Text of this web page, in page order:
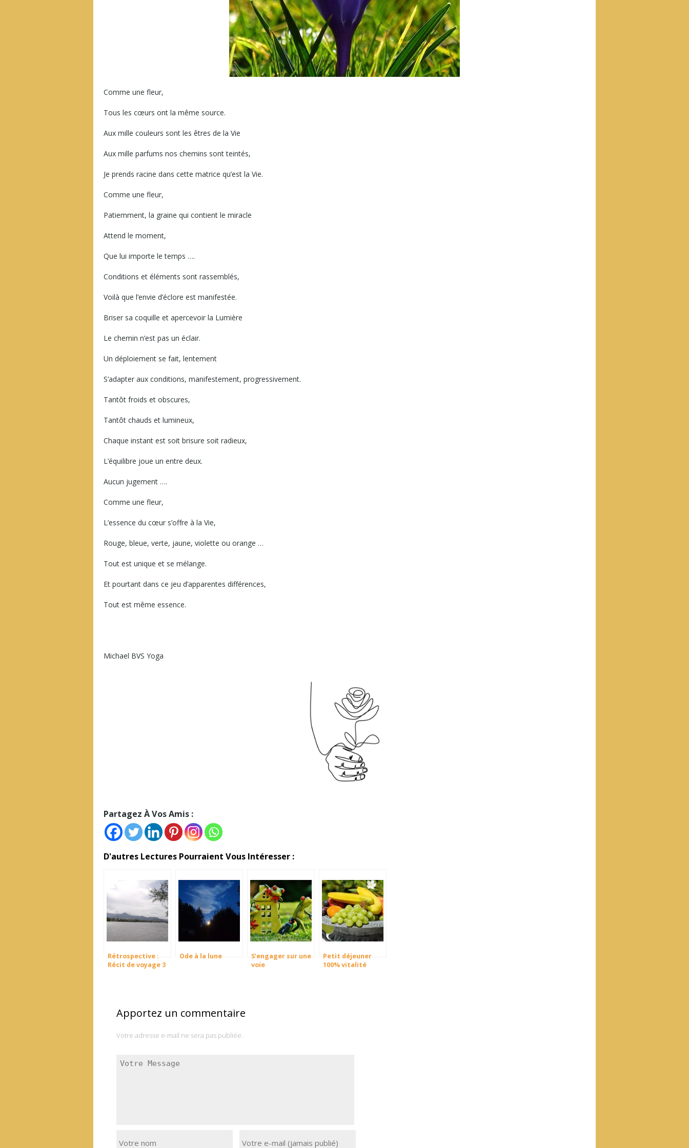
Comme une fleur,
Tous les cœurs ont la même source.
Aux mille couleurs sont les êtres de la Vie
Aux mille parfums nos chemins sont teintés,
Je prends racine dans cette matrice qu’est la Vie.
Comme une fleur,
Patiemment, la graine qui contient le miracle
Attend le moment,
Que lui importe le temps ….
Conditions et éléments sont rassemblés,
Voilà que l’envie d’éclore est manifestée.
Briser sa coquille et apercevoir la Lumière
Le chemin n’est pas un éclair.
Un déploiement se fait, lentement
S’adapter aux conditions, manifestement, progressivement.
Tantôt froids et obscures,
Tantôt chauds et lumineux,
Chaque instant est soit brisure soit radieux,
L’équilibre joue un entre deux.
Aucun jugement ….
Comme une fleur,
L’essence du cœur s’offre à la Vie,
Rouge, bleue, verte, jaune, violette ou orange …
Tout est unique et se mélange.
Et pourtant dans ce jeu d’apparentes différences,
Tout est même essence.
Michael BVS Yoga
Partagez À Vos Amis :
D'autres Lectures Pourraient Vous Intéresser :
Rétrospective :
Récit de voyage 3
Ode à la lune
S’engager sur une
voie
Petit déjeuner
100% vitalité
Apportez un commentaire
Votre adresse e-mail ne sera pas publiée.